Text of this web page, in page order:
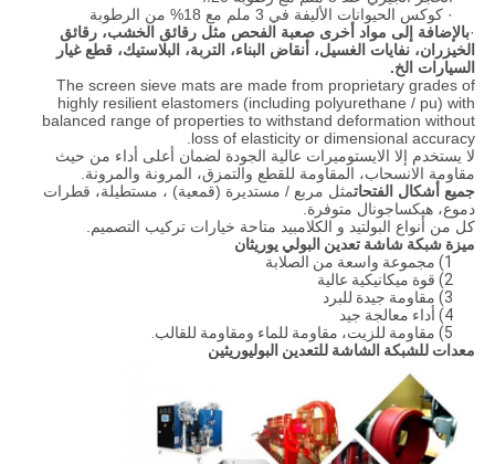
· كوكس الحيوانات الأليفة في 3 ملم مع 18% من الرطوبة
·بالإضافة إلى مواد أخرى صعبة الفحص مثل رقائق الخشب، رقائق
الخيزران، نفايات الغسيل، أنقاض البناء، التربة، البلاستيك، قطع غيار
السيارات الخ.
The screen sieve mats are made from proprietary grades of
highly resilient elastomers (including polyurethane / pu) with
balanced range of properties to withstand deformation without
loss of elasticity or dimensional accuracy.
لا يستخدم إلا الايستوميرات عالية الجودة لضمان أعلى أداء من حيث
مقاومة الانسحاب، المقاومة للقطع والتمزق، المرونة والمرونة.
جميع أشكال الفتحاتمثل مربع / مستديرة (قمعية) ، مستطيلة، قطرات
دموع، هيكساجونال متوفرة.
كل من أنواع البولتيد و الكلامبيد متاحة خيارات تركيب التصميم.
ميزة شبكة شاشة تعدين البولي يوريثان
1) مجموعة واسعة من الصلابة
2) قوة ميكانيكية عالية
3) مقاومة جيدة للبرد
4) أداء معالجة جيد
5) مقاومة للزيت، مقاومة للماء ومقاومة للقالب.
معدات للشبكة الشاشة للتعدين البوليوريثين